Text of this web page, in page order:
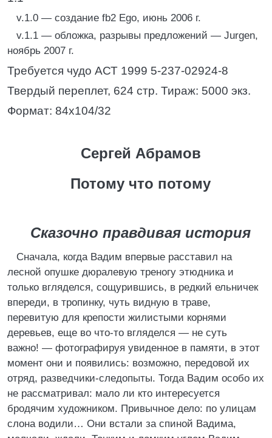
v.1.0 — создание fb2 Ego, июнь 2006 г.
v.1.1 — обложка, разрывы предложений — Jurgen,
ноябрь 2007 г.
Требуется чудо АСТ 1999 5-237-02924-8
Твердый переплет, 624 стр. Тираж: 5000 экз.
Формат: 84x104/32
Сергей Абрамов
Потому что потому
Сказочно правдивая история
Сначала, когда Вадим впервые расставил на
лесной опушке дюралевую треногу этюдника и
только вгляделся, сощурившись, в редкий ельничек
впереди, в тропинку, чуть видную в траве,
перевитую для крепости жилистыми корнями
деревьев, еще во что-то вгляделся — не суть
важно! — фотографируя увиденное в памяти, в этот
момент они и появились: возможно, передовой их
отряд, разведчики-следопыты. Тогда Вадим особо их
не рассматривал: мало ли кто интересуется
бродячим художником. Привычное дело: по улицам
слона водили… Они встали за спиной Вадима,